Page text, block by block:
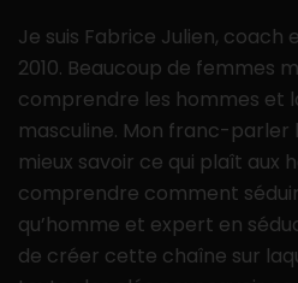
Je suis Fabrice Julien, coach
2010. Beaucoup de femmes
comprendre les hommes et
masculine. Mon franc-parler
mieux savoir ce qui plaît aux
comprendre comment
qu’homme et expert en
de créer cette chaîne sur